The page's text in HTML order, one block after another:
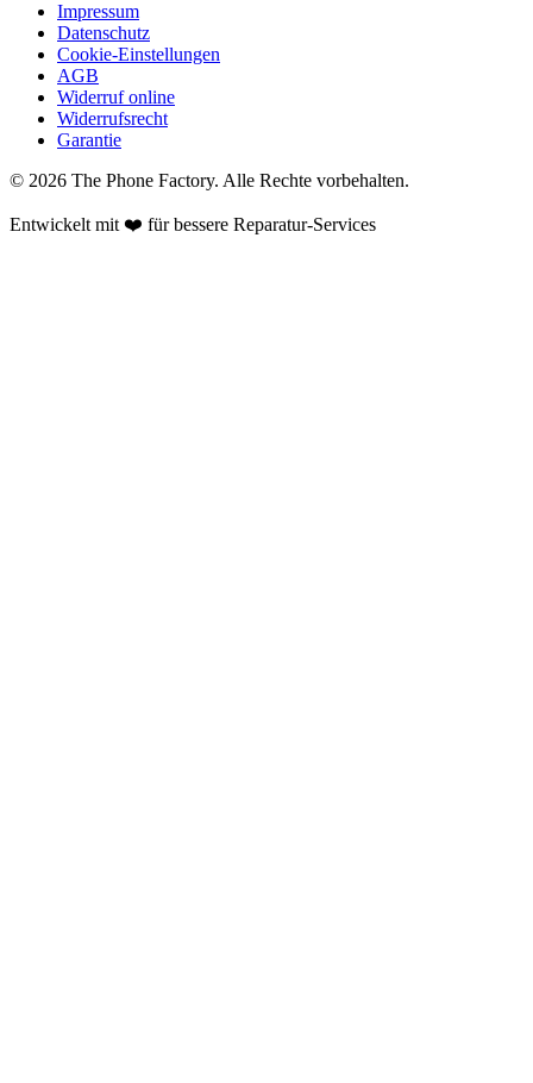
Impressum
Datenschutz
Cookie-Einstellungen
AGB
Widerruf online
Widerrufsrecht
Garantie
© 2026 The Phone Factory. Alle Rechte vorbehalten.
Entwickelt mit ❤️ für bessere Reparatur-Services